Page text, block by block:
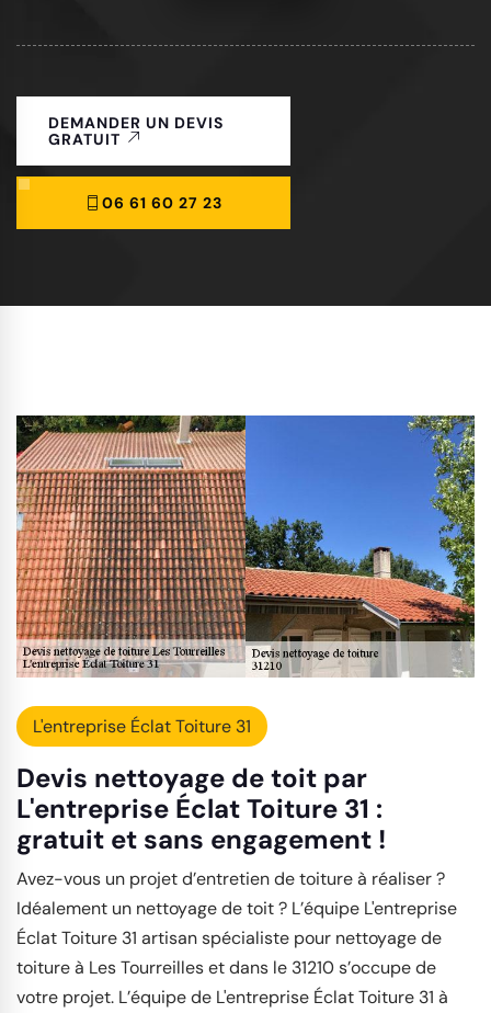
DEMANDER UN DEVIS
GRATUIT
06 61 60 27 23
L'entreprise Éclat Toiture 31
Devis nettoyage de toit par
L'entreprise Éclat Toiture 31 :
gratuit et sans engagement !
Avez-vous un projet d’entretien de toiture à réaliser ?
Idéalement un nettoyage de toit ? L’équipe L'entreprise
Éclat Toiture 31 artisan spécialiste pour nettoyage de
toiture à Les Tourreilles et dans le 31210 s’occupe de
votre projet. L’équipe de L'entreprise Éclat Toiture 31 à